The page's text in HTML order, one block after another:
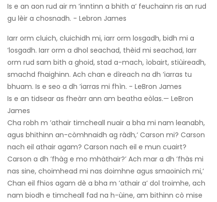
Is e an aon rud air m ’inntinn a bhith a’ feuchainn ris an rud
gu lèir a chosnadh. - Lebron James
Iarr orm cluich, cluichidh mi, iarr orm losgadh, bidh mi a
’losgadh. Iarr orm a dhol seachad, thèid mi seachad, Iarr
orm rud sam bith a ghoid, stad a-mach, ìobairt, stiùireadh,
smachd fhaighinn. Ach chan e dìreach na dh ’iarras tu
bhuam. Is e seo a dh ’iarras mi fhìn. - LeBron James
Is e an tidsear as fheàrr ann am beatha eòlas.— LeBron
James
Cha robh m ’athair timcheall nuair a bha mi nam leanabh,
agus bhithinn an-còmhnaidh ag ràdh,‘ Carson mi? Carson
nach eil athair agam? Carson nach eil e mun cuairt?
Carson a dh ’fhàg e mo mhàthair?’ Ach mar a dh ’fhàs mi
nas sine, choimhead mi nas doimhne agus smaoinich mi,‘
Chan eil fhios agam dè a bha m ’athair a’ dol troimhe, ach
nam biodh e timcheall fad na h-ùine, am bithinn cò mise